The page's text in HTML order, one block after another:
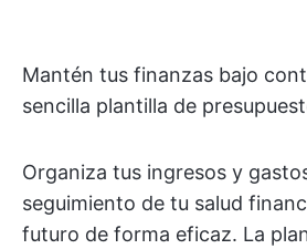
Mantén tus finanzas bajo
sencilla plantilla de
Organiza tus ingresos y
seguimiento de tu salud
futuro de forma eficaz. La